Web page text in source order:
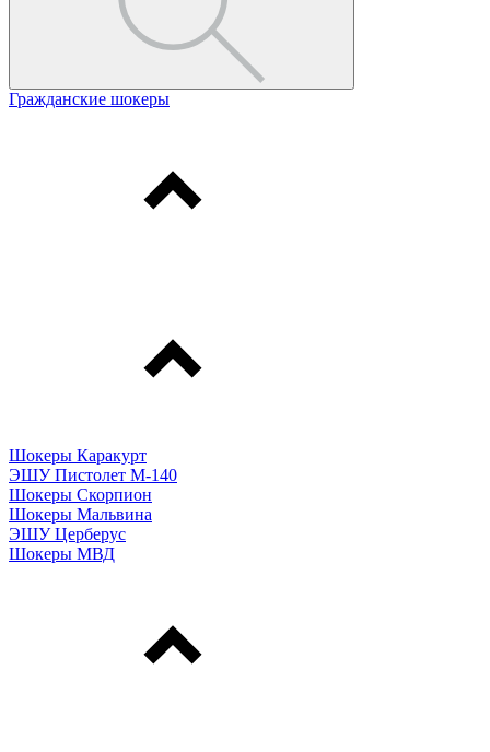
Гражданские шокеры
Шокеры Каракурт
ЭШУ Пистолет М-140
Шокеры Скорпион
Шокеры Мальвина
ЭШУ Церберус
Шокеры МВД